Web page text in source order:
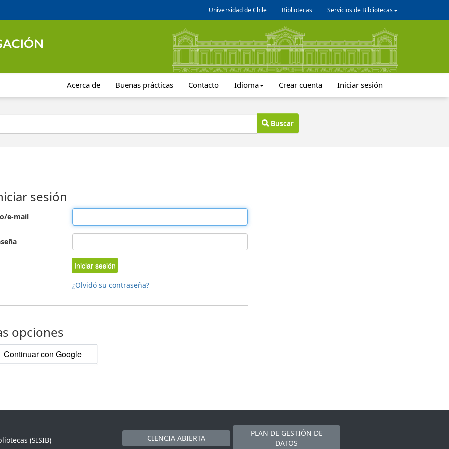
Universidad de Chile Bibliotecas Servicios de Bibliotecas
Acerca de Buenas prácticas Contacto Idioma Crear cuenta Iniciar sesión
Buscar
sesión
e-mail
Iniciar sesión
¿Olvidó su contraseña?
opciones
Continuar con Google
(SISIB)
CIENCIA ABIERTA
PLAN DE GESTIÓN DE
DATOS